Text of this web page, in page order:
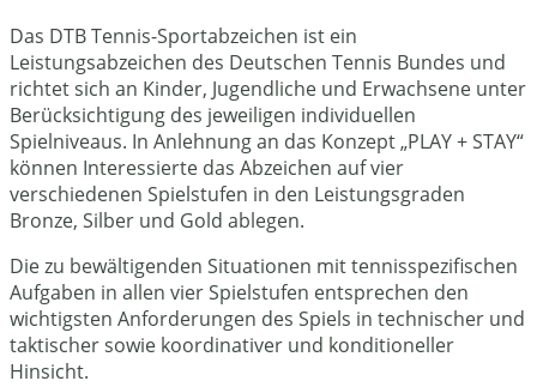
Das DTB Tennis-Sportabzeichen ist ein
Leistungsabzeichen des Deutschen Tennis Bundes und
richtet sich an Kinder, Jugendliche und Erwachsene unter
Berücksichtigung des jeweiligen individuellen
Spielniveaus. In Anlehnung an das Konzept „PLAY + STAY“
können Interessierte das Abzeichen auf vier
verschiedenen Spielstufen in den Leistungsgraden
Bronze, Silber und Gold ablegen.
Die zu bewältigenden Situationen mit tennisspezifischen
Aufgaben in allen vier Spielstufen entsprechen den
wichtigsten Anforderungen des Spiels in technischer und
taktischer sowie koordinativer und konditioneller
Hinsicht.